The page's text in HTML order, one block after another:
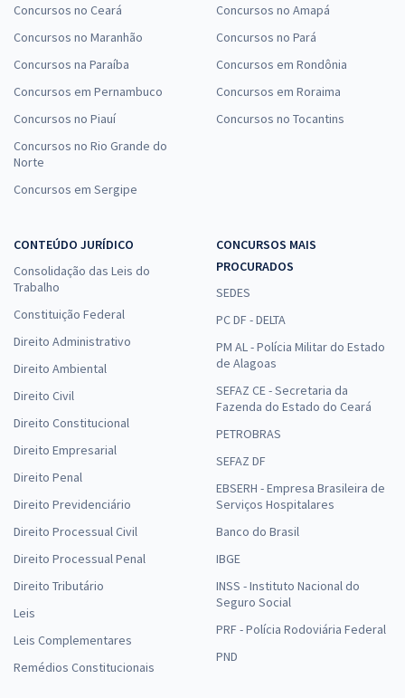
Concursos no Ceará
Concursos no Maranhão
Concursos na Paraíba
Concursos em Pernambuco
Concursos no Piauí
Concursos no Rio Grande do
Norte
Concursos em Sergipe
Concursos no Amapá
Concursos no Pará
Concursos em Rondônia
Concursos em Roraima
Concursos no Tocantins
CONTEÚDO JURÍDICO
Consolidação das Leis do
Trabalho
Constituição Federal
Direito Administrativo
Direito Ambiental
Direito Civil
Direito Constitucional
Direito Empresarial
Direito Penal
Direito Previdenciário
Direito Processual Civil
Direito Processual Penal
Direito Tributário
Leis
Leis Complementares
Remédios Constitucionais
CONCURSOS MAIS
PROCURADOS
SEDES
PC DF - DELTA
PM AL - Polícia Militar do Estado
de Alagoas
SEFAZ CE - Secretaria da
Fazenda do Estado do Ceará
PETROBRAS
SEFAZ DF
EBSERH - Empresa Brasileira de
Serviços Hospitalares
Banco do Brasil
IBGE
INSS - Instituto Nacional do
Seguro Social
PRF - Polícia Rodoviária Federal
PND